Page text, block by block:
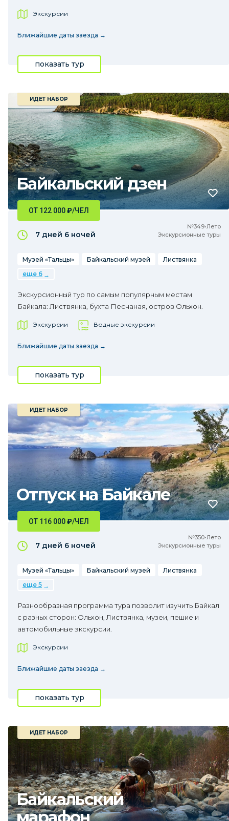
Экскурсии
Ближайшие даты заезда →
показать тур
Байкальский дзен
ИДЕТ НАБОР
№349•Лето
Экскурсионные туры
ОТ 122 000₽/ЧЕЛ
7 дней 6 ночей
Музей «Тальцы» Байкальский музей
Листвянка
еще 6
Экскурсионный тур по самым популярным местам
Байкала: Листвянка, бухта Песчаная, остров Ольхон.
Экскурсии Водные экскурсии
Ближайшие даты заезда →
показать тур
Отпуск на Байкале
ИДЕТ НАБОР
№350•Лето
Экскурсионные туры
ОТ 116 000₽/ЧЕЛ
7 дней 6 ночей
Музей «Тальцы» Байкальский музей
Листвянка
еще 5
Разнообразная программа тура позволит изучить Байкал
с разных сторон: Ольхон, Листвянка, музеи, пешие и
автомобильные экскурсии.
Экскурсии
Ближайшие даты заезда →
показать тур
Байкальский
ИДЕТ НАБОР